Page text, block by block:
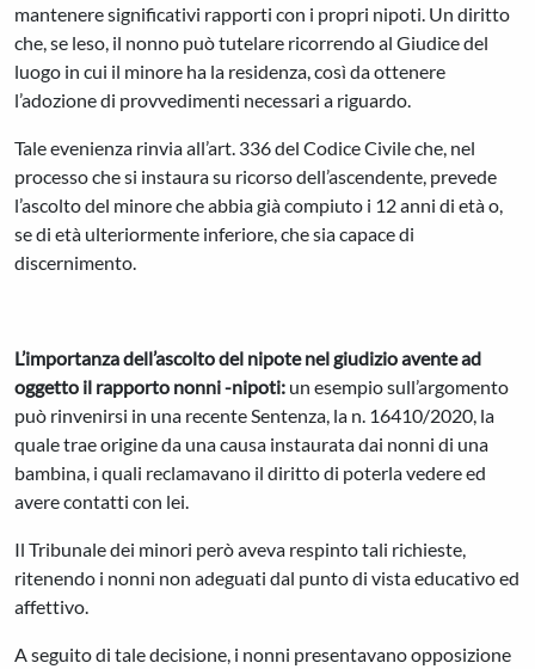
mantenere significativi rapporti con i propri nipoti. Un diritto
che, se leso, il nonno può tutelare ricorrendo al Giudice del
luogo in cui il minore ha la residenza, così da ottenere
l’adozione di provvedimenti necessari a riguardo.
Tale evenienza rinvia all’art. 336 del Codice Civile che, nel
processo che si instaura su ricorso dell’ascendente, prevede
l’ascolto del minore che abbia già compiuto i 12 anni di età o,
se di età ulteriormente inferiore, che sia capace di
discernimento.
L’importanza dell’ascolto del nipote nel giudizio avente ad
oggetto il rapporto nonni -nipoti: un esempio sull’argomento
può rinvenirsi in una recente Sentenza, la n. 16410/2020, la
quale trae origine da una causa instaurata dai nonni di una
bambina, i quali reclamavano il diritto di poterla vedere ed
avere contatti con lei.
Il Tribunale dei minori però aveva respinto tali richieste,
ritenendo i nonni non adeguati dal punto di vista educativo ed
affettivo.
A seguito di tale decisione, i nonni presentavano opposizione